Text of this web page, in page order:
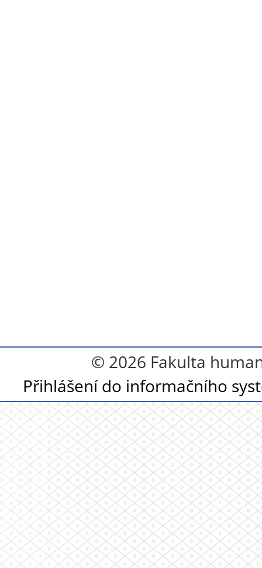
© 2026 Fakulta
Přihlášení do informačního